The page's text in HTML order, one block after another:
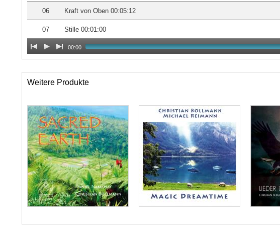
06 Kraft von Oben 00:05:12
07 Stille 00:01:00
00:00
Weitere Produkte